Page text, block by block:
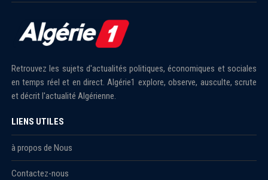
Retrouvez les sujets d'actualités politiques, économiques et sociales
en temps réel et en direct. Algérie1 explore, observe, ausculte, scrute
et décrit l'actualité Algérienne.
LIENS UTILES
à propos de Nous
Contactez-nous